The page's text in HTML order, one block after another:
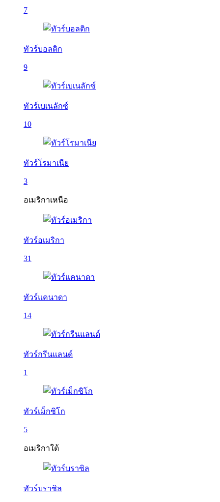
7
ทัวร์บอลติก
9
ทัวร์เบเนลักซ์
10
ทัวร์โรมาเนีย
3
อเมริกาเหนือ
ทัวร์อเมริกา
31
ทัวร์แคนาดา
14
ทัวร์กรีนแลนด์
1
ทัวร์เม็กซิโก
5
อเมริกาใต้
ทัวร์บราซิล